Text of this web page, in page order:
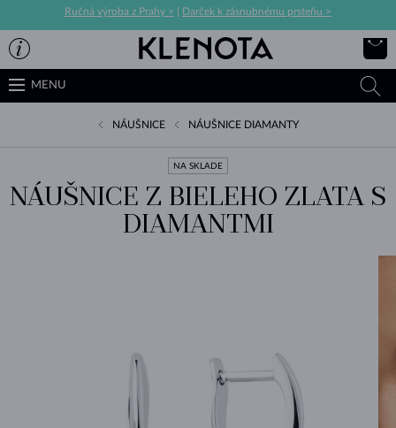
Ručná výroba z Prahy > Darček k zásnubnému prsteňu >
MENU
NÁUŠNICE NÁUŠNICE DIAMANTY
NA SKLADE
NÁUŠNICE Z BIELEHO ZLATA S
DIAMANTMI